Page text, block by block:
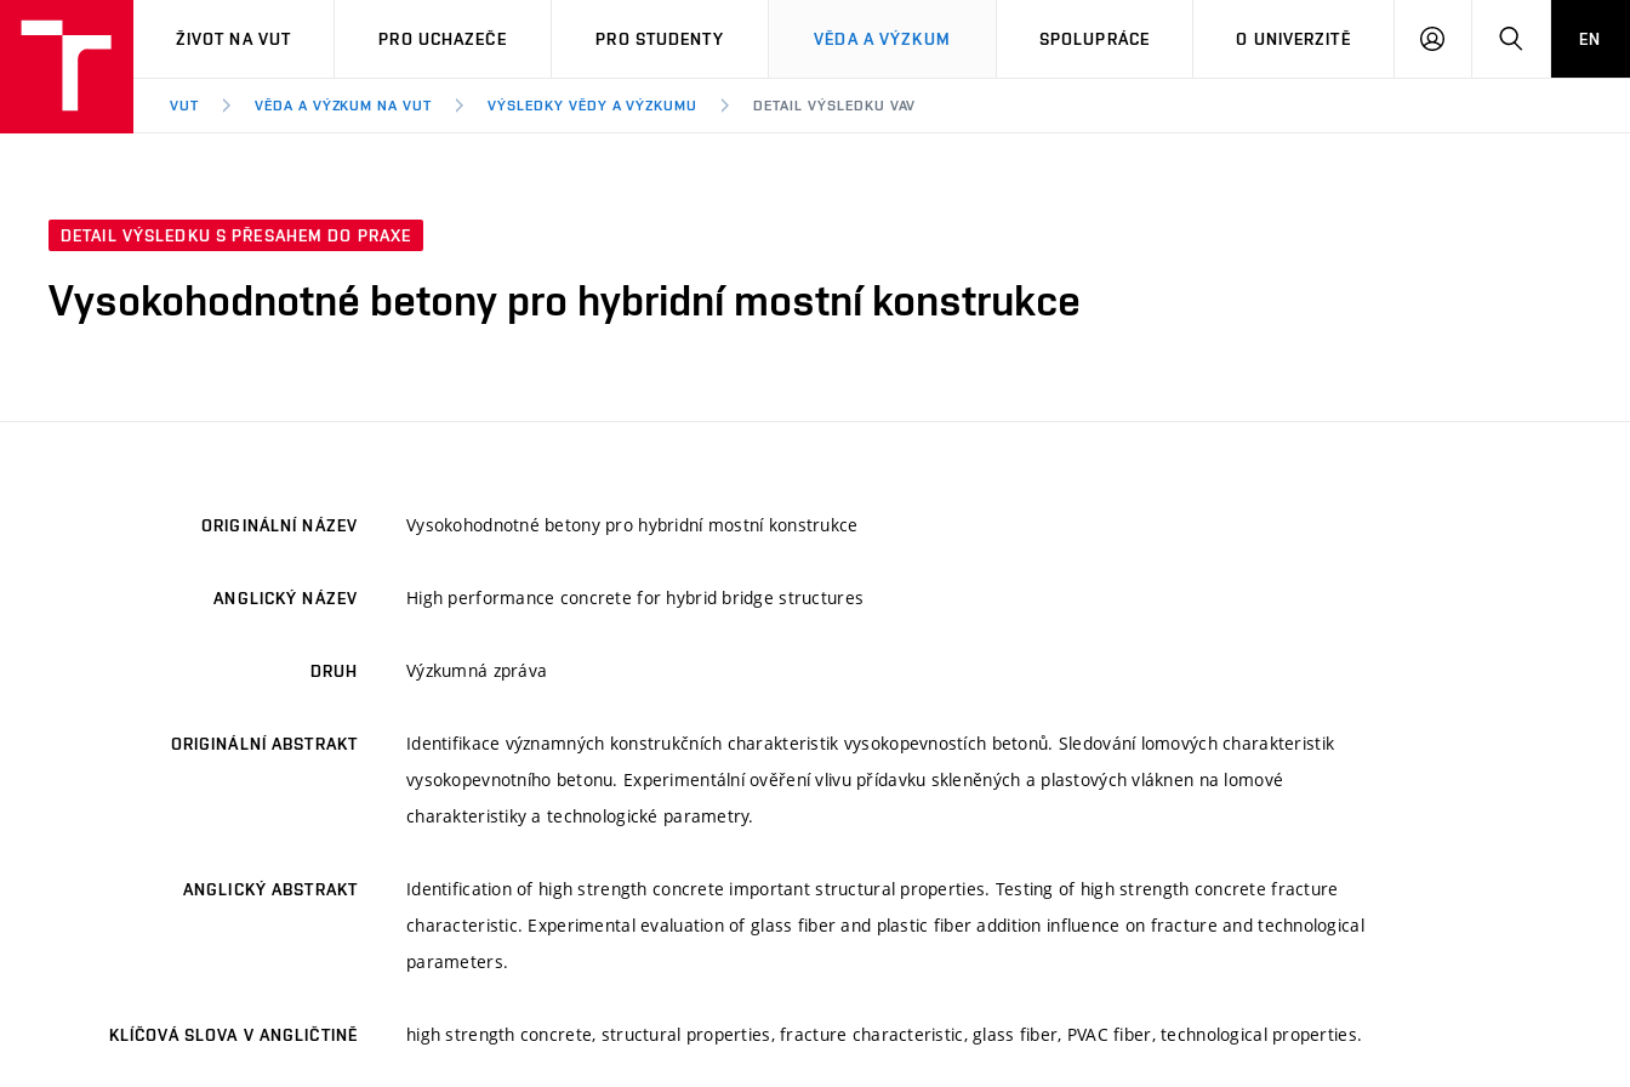
VUT
ŽIVOT NA VUT PRO UCHAZEČE PRO STUDENTY VĚDA A VÝZKUM SPOLUPRÁCE O UNIVERZITĚ
PŘIHLÁSIT HLEDATEN
VUT VĚDA A VÝZKUM NA VUT VÝSLEDKY VĚDY A VÝZKUMU DETAIL VÝSLEDKU VAV
DETAIL VÝSLEDKU S PŘESAHEM DO PRAXE
Vysokohodnotné betony pro hybridní mostní konstrukce
ORIGINÁLNÍ NÁZEV Vysokohodnotné betony pro hybridní mostní konstrukce
ANGLICKÝ NÁZEV High performance concrete for hybrid bridge structures
DRUH Výzkumná zpráva
ORIGINÁLNÍ ABSTRAKT
Identifikace významných konstrukčních charakteristik vysokopevnostích betonů. Sledování lomových charakteristik
vysokopevnotního betonu. Experimentální ověření vlivu přídavku skleněných a plastových vláknen na lomové
charakteristiky a technologické parametry.
ANGLICKÝ ABSTRAKT
Identification of high strength concrete important structural properties. Testing of high strength concrete fracture
characteristic. Experimental evaluation of glass fiber and plastic fiber addition influence on fracture and technological
parameters.
KLÍČOVÁ SLOVA V ANGLIČTINĚ high strength concrete, structural properties, fracture characteristic, glass fiber, PVAC fiber, technological properties.